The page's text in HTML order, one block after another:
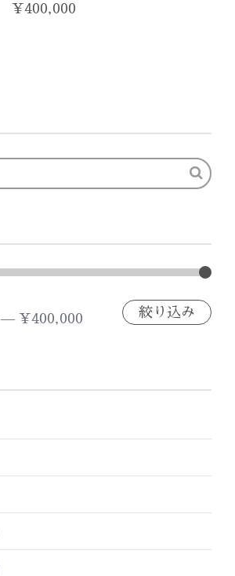
¥400,000
絞り込み
— ¥400,000